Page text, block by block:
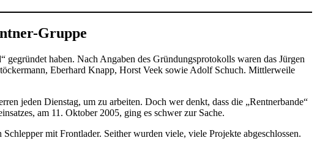
Gruppe
haben. Nach Angaben des Gründungsprotokolls waren das Jürgen
Eberhard Knapp, Horst Veek sowie Adolf Schuch. Mittlerweile
jeden Dienstag, um zu arbeiten. Doch wer denkt, dass die „Rentnerbande“
am 11. Oktober 2005, ging es schwer zur Sache.
mit Frontlader. Seither wurden viele, viele Projekte abgeschlossen.